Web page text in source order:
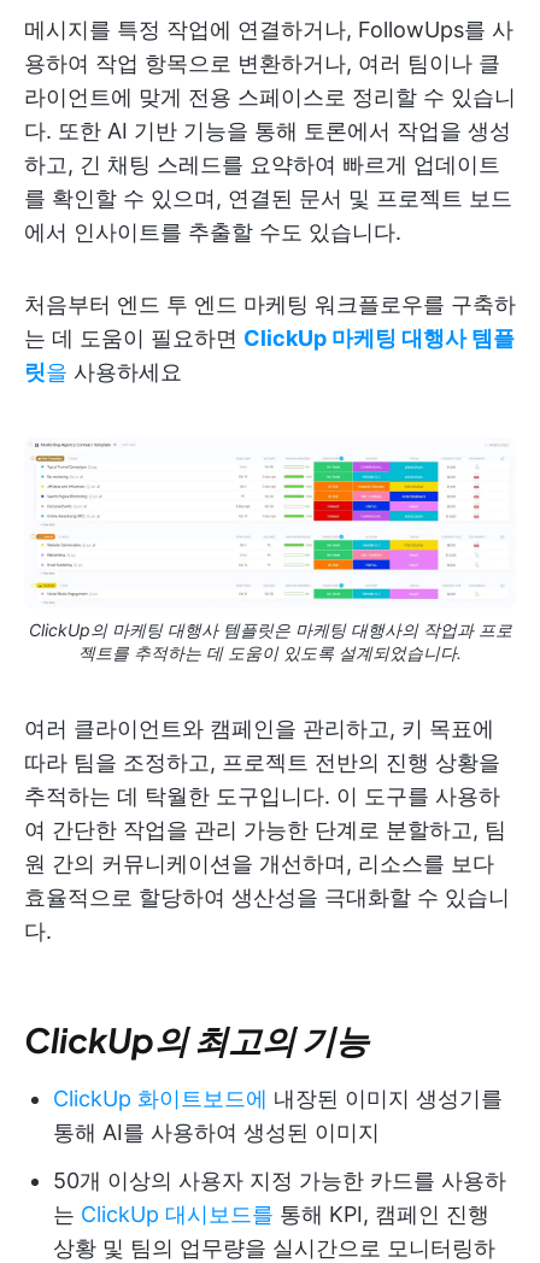
메시지를 특정 작업에 연결하거나, FollowUps를 사
용하여 작업 항목으로 변환하거나, 여러 팀이나 클
라이언트에 맞게 전용 스페이스로 정리할 수 있습니
다. 또한 AI 기반 기능을 통해 토론에서 작업을 생성
하고, 긴 채팅 스레드를 요약하여 빠르게 업데이트
를 확인할 수 있으며, 연결된 문서 및 프로젝트 보드
에서 인사이트를 추출할 수도 있습니다.
처음부터 엔드 투 엔드 마케팅 워크플로우를 구축하
는 데 도움이 필요하면 ClickUp 마케팅 대행사 템플
릿을 사용하세요
ClickUp의 마케팅 대행사 템플릿은 마케팅 대행사의 작업과 프로
젝트를 추적하는 데 도움이 있도록 설계되었습니다.
여러 클라이언트와 캠페인을 관리하고, 키 목표에
따라 팀을 조정하고, 프로젝트 전반의 진행 상황을
추적하는 데 탁월한 도구입니다. 이 도구를 사용하
여 간단한 작업을 관리 가능한 단계로 분할하고, 팀
원 간의 커뮤니케이션을 개선하며, 리소스를 보다
효율적으로 할당하여 생산성을 극대화할 수 있습니
다.
ClickUp의 최고의 기능
ClickUp 화이트보드에 내장된 이미지 생성기를
통해 AI를 사용하여 생성된 이미지
50개 이상의 사용자 지정 가능한 카드를 사용하
는 ClickUp 대시보드를 통해 KPI, 캠페인 진행
상황 및 팀의 업무량을 실시간으로 모니터링하